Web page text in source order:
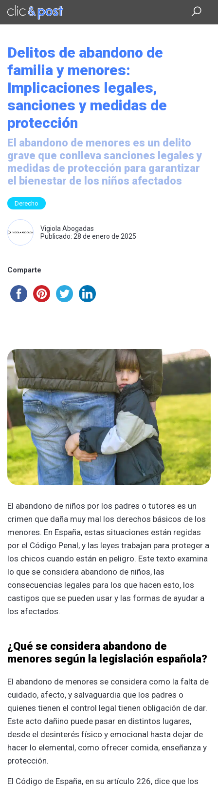
Saltar
contenido
Delitos de abandono de
familia y menores:
Implicaciones legales,
sanciones y medidas de
protección
El abandono de menores es un delito
grave que conlleva sanciones legales y
medidas de protección para garantizar
el bienestar de los niños afectados
Derecho
Vigiola Abogadas
Publicado: 28 de enero de 2025
Comparte
El abandono de niños por los padres o tutores es un
crimen que daña muy mal los derechos básicos de los
menores. En España, estas situaciones están regidas
por el Código Penal, ͏y las leyes trabajan para proteger a
los͏ chicos cuando están͏ en peligro.͏ Es͏te texto examina
lo que se considera abandono de niños, las
consecuencia͏s le͏gales para͏ los que hacen esto,͏ los
castigos que s͏e͏ pueden usar y ͏las formas͏ de ayudar a
los afectados.͏
¿Qué se considera abandono de
menores según la legislación española?
El abandono de menores se considera como la falta de
cuidado, afecto, y salvaguardia que los padres o
quienes tienen el control legal tienen obligación de dar.
Este acto dañino puede pasar en distintos lugares,
desde el desinterés físico y emocional hasta dejar de
hacer lo elemental, como ofrecer comida, enseñanza y
protección.͏ ͏
El ͏Código de Esp͏aña, en su artículo 226, dice que los